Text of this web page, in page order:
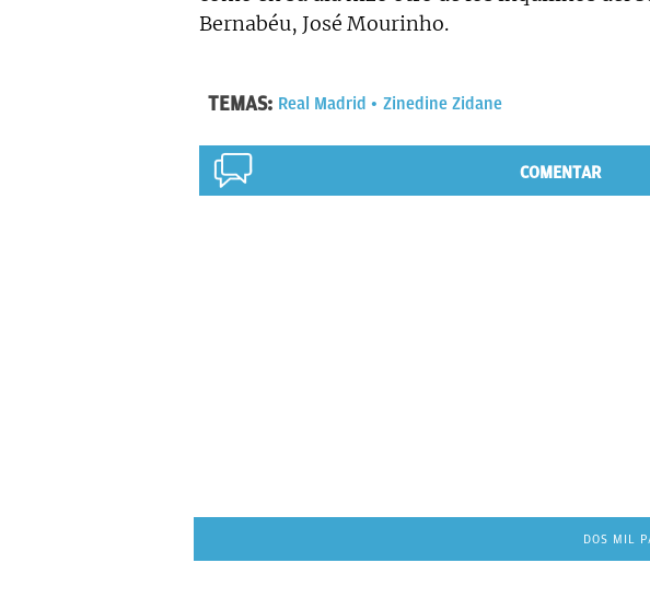
Bernabéu, José Mourinho.
TEMAS: Real Madrid Zinedine Zidane
COMENTAR
DOS MIL